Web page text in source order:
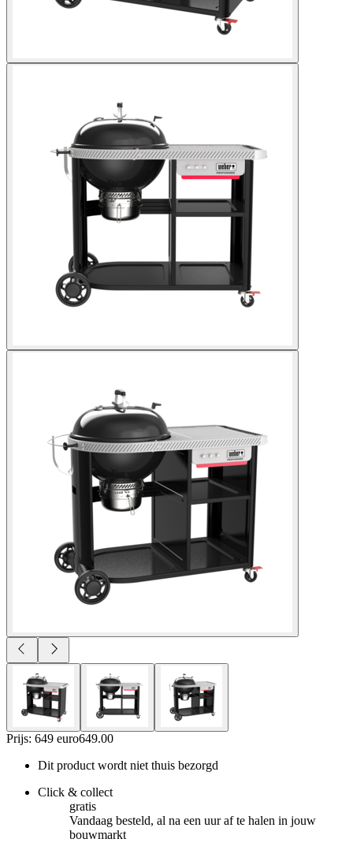
Prijs: 649 euro649.00
Dit product wordt niet thuis bezorgd
Click & collect
gratis
Vandaag besteld, al na een uur af te halen in jouw
bouwmarkt